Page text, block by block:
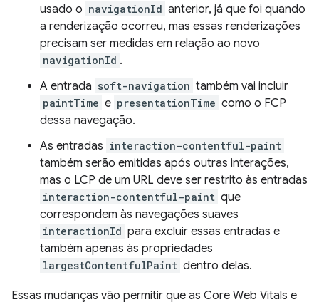
usado o navigationId anterior, já que foi quando
a renderização ocorreu, mas essas renderizações
precisam ser medidas em relação ao novo
navigationId .
A entrada soft-navigation também vai incluir
paintTime e presentationTime como o FCP
dessa navegação.
As entradas interaction-contentful-paint
também serão emitidas após outras interações,
mas o LCP de um URL deve ser restrito às entradas
interaction-contentful-paint que
correspondem às navegações suaves
interactionId para excluir essas entradas e
também apenas às propriedades
largestContentfulPaint dentro delas.
Essas mudanças vão permitir que as Core Web Vitals e